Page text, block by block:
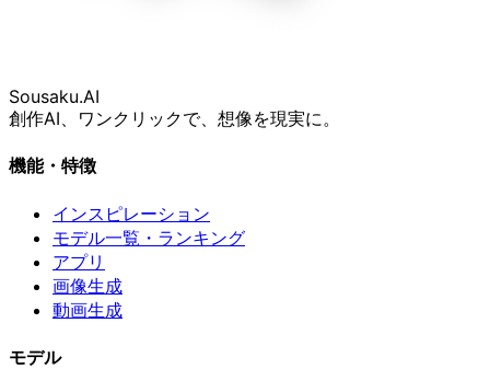
Sousaku.AI
創作AI、ワンクリックで、想像を現実に。
機能・特徴
インスピレーション
モデル一覧・ランキング
アプリ
画像生成
動画生成
モデル